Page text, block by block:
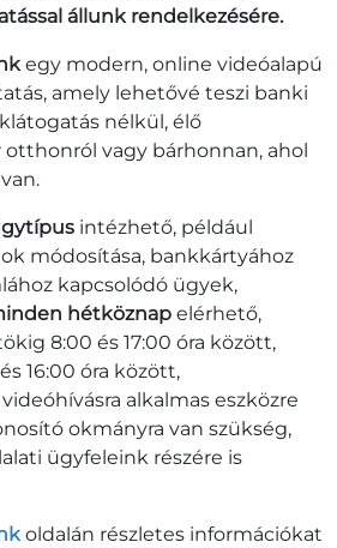
állunk rendelkezésére.
egy modern, online videóalapú
amely lehetővé teszi banki
nélkül, élő
otthonról vagy bárhonnan, ahol
intézhető, például
módosítása, bankkártyához
kapcsolódó ügyek,
hétköznap elérhető,
8:00 és 17:00 óra között,
16:00 óra között,
alkalmas eszközre
okmányra van szükség,
ügyfeleink részére is
oldalán részletes információkat